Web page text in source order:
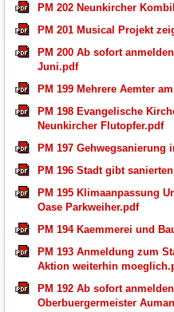
PM 202 Neunkircher
PM 201 Musical Projekt
PM 200 Ab sofort
Juni.pdf
PM 199 Mehrere Aemter
PM 198 Evangelische
Neunkircher Flutopfer.pdf
PM 197 Gehwegsanierung
PM 196 Stadt gibt
PM 195 Klimaanpassung
Oase Parkweiher.pdf
PM 194 Kaemmerei und
PM 193 Anmeldung zum
Aktion weiterhin
PM 192 Ab sofort
Oberbuergermeister